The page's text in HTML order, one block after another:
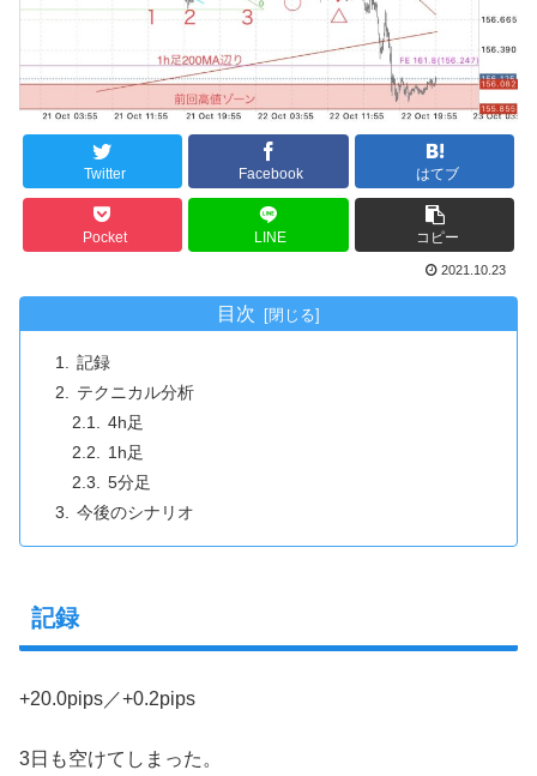
Twitter Facebook はてブ
Pocket LINE コピー
2021.10.23
目次
記録
テクニカル分析
4h足
1h足
5分足
今後のシナリオ
記録
+20.0pips／+0.2pips
3日も空けてしまった。